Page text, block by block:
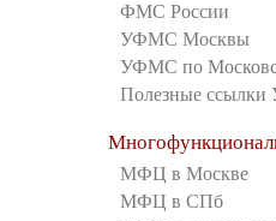
ФМС России
УФМС Москвы
УФМС по
Полезные
МФЦ в Москве
МФЦ в СПб